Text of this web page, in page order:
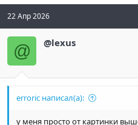
к
ц
и
:
22 Апр 2026
@ @lexus
erroric написал(а):
у меня просто от картинки